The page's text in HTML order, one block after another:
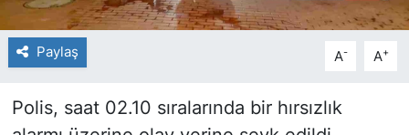
Paylaş A- A+
Polis, saat 02.10 sıralarında bir hırsızlık